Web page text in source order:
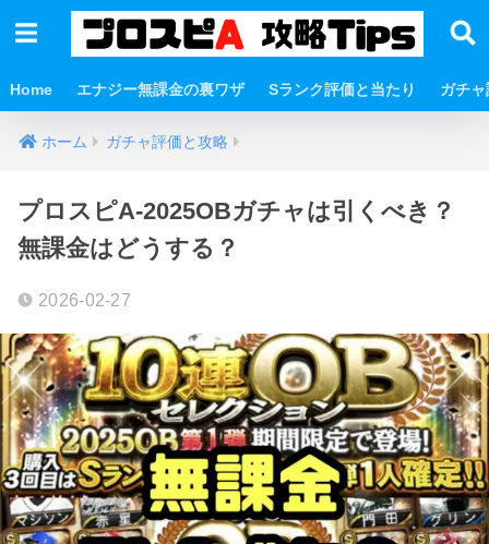
Home エナジー無課金の裏ワザ Sランク評価と当たり ガチ
ホーム ガチャ評価と攻略
プロスピA-2025OBガチャは引くべき？
無課金はどうする？
2026-02-27